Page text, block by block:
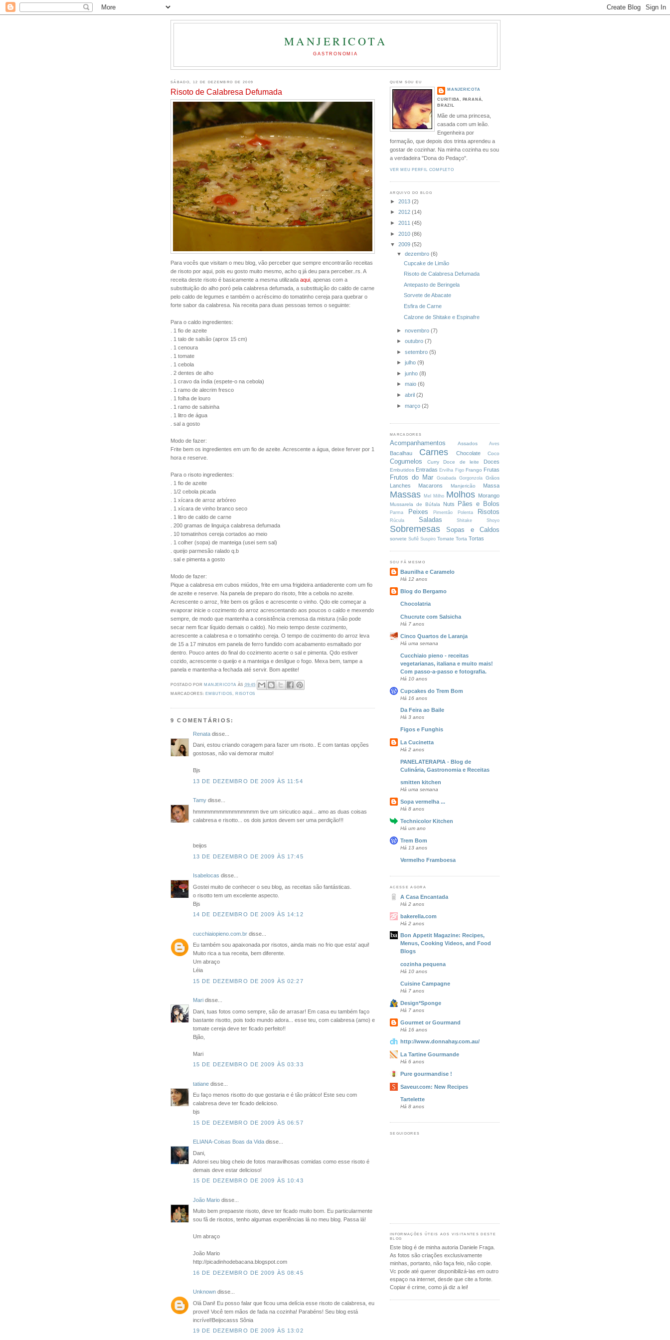
MANJERICOTA
GASTRONOMIA
SÁBADO, 12 DE DEZEMBRO DE 2009
Risoto de Calabresa Defumada
Para vocês que visitam o meu blog, vão perceber que sempre encontrarão receitas
de risoto por aqui, pois eu gosto muito mesmo, acho q já deu para perceber..rs. A
receita deste risoto é basicamente a mesma utilizada aqui , apenas com a
substituição do alho poró pela calabresa defumada, a substituição do caldo de carne
pelo caldo de legumes e também o acréscimo do tomatinho cereja para quebrar o
forte sabor da calabresa. Na receita para duas pessoas temos o seguinte:
Para o caldo ingredientes:
. 1 fio de azeite
. 1 talo de salsão (aprox 15 cm)
. 1 cenoura
. 1 tomate
. 1 cebola
. 2 dentes de alho
. 1 cravo da índia (espete-o na cebola)
. 1 ramo de alecrim fresco
. 1 folha de louro
. 1 ramo de salsinha
. 1 litro de água
. sal a gosto
Modo de fazer:
Frite bem os ingredientes em um fio de azeite. Acrescente a água, deixe ferver por 1
hora e reserve.
Para o risoto ingredientes:
. 1 fio de azeite
. 1/2 cebola picada
. 1 xícara de arroz arbóreo
. 1 xícara de vinho branco seco
. 1 litro de caldo de carne
. 200 gramas de linguiça calabresa defumada
. 10 tomatinhos cereja cortados ao meio
. 1 colher (sopa) de manteiga (usei sem sal)
. queijo parmesão ralado q.b
. sal e pimenta a gosto
Modo de fazer:
Pique a calabresa em cubos miúdos, frite em uma frigideira antiaderente com um fio
de azeite e reserve. Na panela de preparo do risoto, frite a cebola no azeite.
Acrescente o arroz, frite bem os grãos e acrescente o vinho. Qdo ele começar a
evaporar inicie o cozimento do arroz acrescentando aos poucos o caldo e mexendo
sempre, de modo que mantenha a consistência cremosa da mistura (não pode
secar nem ficar líquido demais o caldo). No meio tempo deste cozimento,
acrescente a calabresa e o tomatinho cereja. O tempo de cozimento do arroz leva
de 15 a 17 minutos em panela de ferro fundido com acabamento esmaltado por
dentro. Pouco antes do final do cozimento acerte o sal e pimenta. Qdo estiver
cozido, acrescente o queijo e a manteiga e desligue o fogo. Mexa bem, tampe a
panela e mantenha-a fechada até servir. Bom apetite!
POSTADO POR MANJERICOTA ÀS 09:45
MARCADORES: EMBUTIDOS, RISOTOS
9 COMENTÁRIOS:
Renata disse...
Dani, estou criando coragem para fazer um risoto.. E com tantas opções
gostosas, não vai demorar muito!
Bjs
13 DE DEZEMBRO DE 2009 ÀS 11:54
Tamy disse...
hmmmmmmmmmmmmmm tive um siricutico aqui... amo as duas coisas
calabresa e risotto... os dois juntos devem ser uma perdição!!!
beijos
13 DE DEZEMBRO DE 2009 ÀS 17:45
Isabelocas disse...
Gostei muito de conhecer o seu blog, as receitas são fantásticas.
o risotto tem um excelente aspecto.
Bjs
14 DE DEZEMBRO DE 2009 ÀS 14:12
cucchiaiopieno.com.br disse...
Eu também sou apaixonada por risotos, ainda mais no frio que esta' aqui!
Muito rica a tua receita, bem diferente.
Um abraço
Léia
15 DE DEZEMBRO DE 2009 ÀS 02:27
Mari disse...
Dani, tuas fotos como sempre, são de arrasar! Em casa eu também faço
bastante risotto, pois todo mundo adora... esse teu, com calabresa (amo) e
tomate cereja deve ter ficado perfeito!!
Bjão,
Mari
15 DE DEZEMBRO DE 2009 ÀS 03:33
tatiane disse...
Eu faço menos risotto do que gostaria e é tão prático! Este seu com
calabresa deve ter ficado delicioso.
bjs
15 DE DEZEMBRO DE 2009 ÀS 06:57
ELIANA-Coisas Boas da Vida disse...
Dani,
Adorei seu blog cheio de fotos maravilhosas comidas como esse risoto é
demais deve estar delicioso!
15 DE DEZEMBRO DE 2009 ÀS 10:43
João Mario disse...
Muito bem prepaeste risoto, deve ter ficado muito bom. Eu particularmente
sou fã de risotos, tenho algumas experiências lá no meu blog. Passa lá!
Um abraço
João Mario
http://picadinhodebacana.blogspot.com
16 DE DEZEMBRO DE 2009 ÀS 08:45
Unknown disse...
Olá Dani! Eu posso falar que ficou uma delícia esse risoto de calabresa, eu
provei! Você tem mãos de fada na cozinha! Parabéns! Seu blog está
incrível!Beijocasss Sônia
19 DE DEZEMBRO DE 2009 ÀS 13:02
QUEM SOU EU
MANJERICOTA
CURITIBA, PARANÁ,
BRAZIL
Mãe de uma princesa,
casada com um leão.
Engenheira por
formação, que depois dos trinta aprendeu a
gostar de cozinhar. Na minha cozinha eu sou
a verdadeira "Dona do Pedaço".
VER MEU PERFIL COMPLETO
ARQUIVO DO BLOG
► 2013 (2)
► 2012 (14)
► 2011 (45)
► 2010 (86)
▼ 2009 (52)
▼dezembro(6)
Cupcake de Limão
Risoto de Calabresa Defumada
Antepasto de Beringela
Sorvete de Abacate
Esfira de Carne
Calzone de Shitake e Espinafre
►novembro(7)
►outubro(7)
►setembro(5)
►julho(9)
►junho(8)
►maio(6)
►abril(2)
►março(2)
MARCADORES
Acompanhamentos Assados Aves
Bacalhau Carnes Chocolate Coco
Cogumelos Curry Doce de leite Doces
Embutidos Entradas Ervilha Figo Frango Frutas
Frutos do Mar Goiabada Gorgonzola Grãos
Lanches Macarons Manjericão Massa
Massas Mel Milho Molhos Morango
Mussarela de Búfala Nuts Pães e Bolos
Parma Peixes Pimentão Polenta Risotos
Rúcula Saladas Shitake Shoyo
Sobremesas Sopas e Caldos
sorvete Suflê Suspiro Tomate Torta Tortas
SOU FÃ MESMO
Baunilha e Caramelo
Há 12 anos
Blog do Bergamo
Chocolatria
Chucrute com Salsicha
Há 7 anos
Cinco Quartos de Laranja
Há uma semana
Cucchiaio pieno - receitas
vegetarianas, italiana e muito mais!
Com passo-a-passo e fotografia.
Há 10 anos
Cupcakes do Trem Bom
Há 16 anos
Da Feira ao Baile
Há 3 anos
Figos e Funghis
La Cucinetta
Há 2 anos
PANELATERAPIA - Blog de
Culinária, Gastronomia e Receitas
smitten kitchen
Há uma semana
Sopa vermelha ...
Há 8 anos
Technicolor Kitchen
Há um ano
Trem Bom
Há 13 anos
Vermelho Framboesa
ACESSE AGORA
A Casa Encantada
Há 2 anos
bakerella.com
Há 2 anos
Bon Appetit Magazine: Recipes,
Menus, Cooking Videos, and Food
Blogs
cozinha pequena
Há 10 anos
Cuisine Campagne
Há 7 anos
Design*Sponge
Há 7 anos
Gourmet or Gourmand
Há 16 anos
http://www.donnahay.com.au/
La Tartine Gourmande
Há 6 anos
Pure gourmandise !
Saveur.com: New Recipes
Tartelette
Há 8 anos
SEGUIDORES
INFORMAÇÕES ÚTEIS AOS VISITANTES DESTE
BLOG
Este blog é de minha autoria Daniele Fraga.
As fotos são criações exclusivamente
minhas, portanto, não faça feio, não copie.
Vc pode até querer disponibilizá-las em outro
espaço na internet, desde que cite a fonte.
Copiar é crime, como já diz a lei!